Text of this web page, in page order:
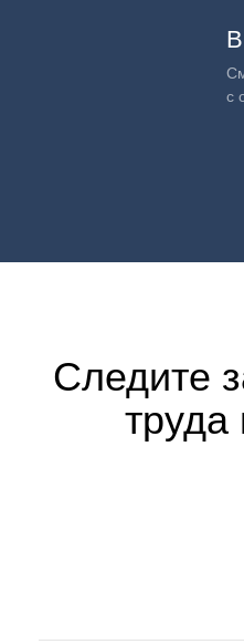
с
Следите
труда